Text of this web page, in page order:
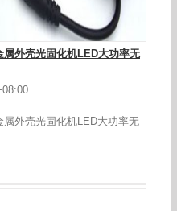
外壳光固化机LED大功率无
外壳光固化机LED大功率无